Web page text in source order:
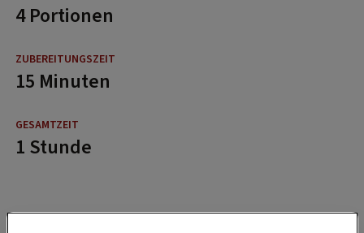
4 Portionen
15 Minuten
1 Stunde